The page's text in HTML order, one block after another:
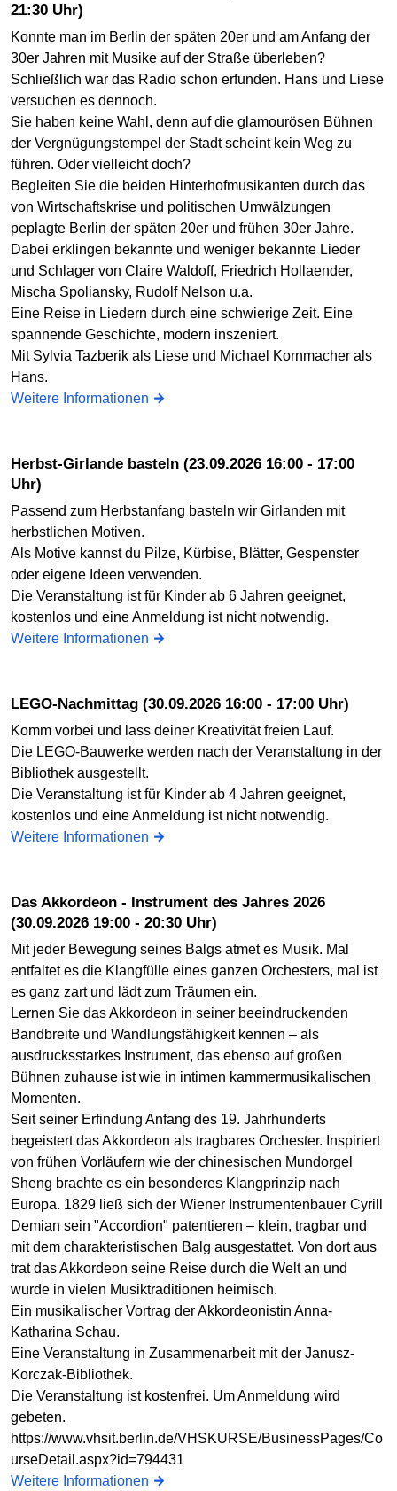
21:30 Uhr)
Konnte man im Berlin der späten 20er und am Anfang der
30er Jahren mit Musike auf der Straße überleben?
Schließlich war das Radio schon erfunden. Hans und Liese
versuchen es dennoch.
Sie haben keine Wahl, denn auf die glamourösen Bühnen
der Vergnügungstempel der Stadt scheint kein Weg zu
führen. Oder vielleicht doch?
Begleiten Sie die beiden Hinterhofmusikanten durch das
von Wirtschaftskrise und politischen Umwälzungen
peplagte Berlin der späten 20er und frühen 30er Jahre.
Dabei erklingen bekannte und weniger bekannte Lieder
und Schlager von Claire Waldoff, Friedrich Hollaender,
Mischa Spoliansky, Rudolf Nelson u.a.
Eine Reise in Liedern durch eine schwierige Zeit. Eine
spannende Geschichte, modern inszeniert.
Mit Sylvia Tazberik als Liese und Michael Kornmacher als
Hans.
Weitere Informationen
Herbst-Girlande basteln (23.09.2026 16:00 - 17:00
Uhr)
Passend zum Herbstanfang basteln wir Girlanden mit
herbstlichen Motiven.
Als Motive kannst du Pilze, Kürbise, Blätter, Gespenster
oder eigene Ideen verwenden.
Die Veranstaltung ist für Kinder ab 6 Jahren geeignet,
kostenlos und eine Anmeldung ist nicht notwendig.
Weitere Informationen
LEGO-Nachmittag (30.09.2026 16:00 - 17:00 Uhr)
Komm vorbei und lass deiner Kreativität freien Lauf.
Die LEGO-Bauwerke werden nach der Veranstaltung in der
Bibliothek ausgestellt.
Die Veranstaltung ist für Kinder ab 4 Jahren geeignet,
kostenlos und eine Anmeldung ist nicht notwendig.
Weitere Informationen
Das Akkordeon - Instrument des Jahres 2026
(30.09.2026 19:00 - 20:30 Uhr)
Mit jeder Bewegung seines Balgs atmet es Musik. Mal
entfaltet es die Klangfülle eines ganzen Orchesters, mal ist
es ganz zart und lädt zum Träumen ein.
Lernen Sie das Akkordeon in seiner beeindruckenden
Bandbreite und Wandlungsfähigkeit kennen – als
ausdrucksstarkes Instrument, das ebenso auf großen
Bühnen zuhause ist wie in intimen kammermusikalischen
Momenten.
Seit seiner Erfindung Anfang des 19. Jahrhunderts
begeistert das Akkordeon als tragbares Orchester. Inspiriert
von frühen Vorläufern wie der chinesischen Mundorgel
Sheng brachte es ein besonderes Klangprinzip nach
Europa. 1829 ließ sich der Wiener Instrumentenbauer Cyrill
Demian sein "Accordion" patentieren – klein, tragbar und
mit dem charakteristischen Balg ausgestattet. Von dort aus
trat das Akkordeon seine Reise durch die Welt an und
wurde in vielen Musiktraditionen heimisch.
Ein musikalischer Vortrag der Akkordeonistin Anna-
Katharina Schau.
Eine Veranstaltung in Zusammenarbeit mit der Janusz-
Korczak-Bibliothek.
Die Veranstaltung ist kostenfrei. Um Anmeldung wird
gebeten.
https://www.vhsit.berlin.de/VHSKURSE/BusinessPages/Co
urseDetail.aspx?id=794431
Weitere Informationen